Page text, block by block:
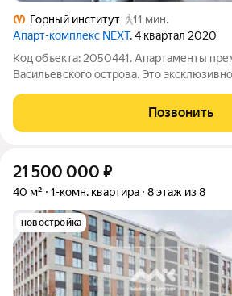
Горный институт
11 мин.
Апарт-комплекс NEXT, 4 квартал 2020
Код объекта: 2050441. Апартаменты
Васильевского острова. Это
Петербурга с хорошей скидкой
Характеристики: - Этаж: 9 из
Позвонить
21 500 000 ₽
40 м² 1-комн. квартира 8 этаж из 8
новостройка